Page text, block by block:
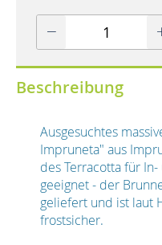
Beschreibung
Ausgesuchtes
Impruneta" aus
des Terracotta für
geeignet - der
geliefert und ist laut
frostsicher.